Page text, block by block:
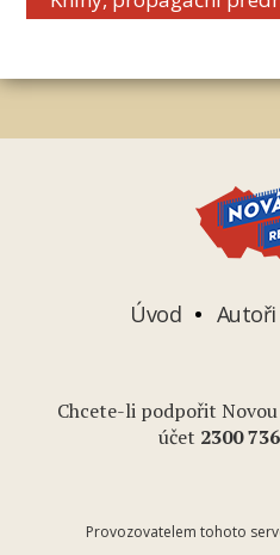
Úvod Autoři
Chcete-li podpořit
účet 2300
Provozovatelem tohoto